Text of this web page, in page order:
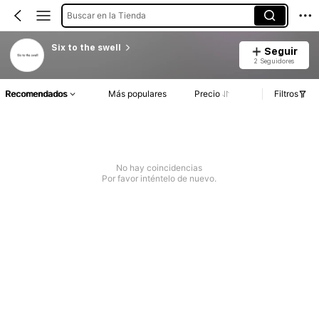
Buscar en la Tienda
Six to the swell Seguir
2 Seguidores
Recomendados Más populares Precio Filtros
No hay coincidencias
Por favor inténtelo de nuevo.